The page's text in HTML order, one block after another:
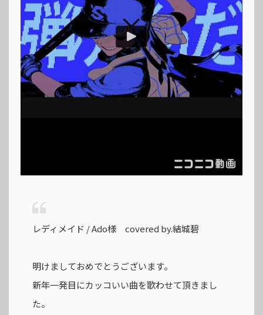
レディメイド / Ado様 covered by.結城碧
明けましておめでとうございます。
新年一発目にカッコいい曲を歌わせて頂きまし
た。